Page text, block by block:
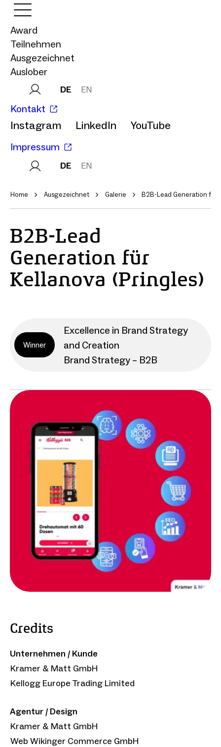
Award
Teilnehmen
Ausgezeichnet
Auslober
DE EN
Kontakt
Instagram LinkedIn YouTube
Impressum
DE EN
Home Ausgezeichnet Galerie B2B-Lead Generation für
B2B-Lead
Generation für
Kellanova (Pringles)
Winner
Excellence in Brand Strategy
and Creation
Brand Strategy – B2B
Credits
Unternehmen / Kunde
Kramer & Matt GmbH
Kellogg Europe Trading Limited
Agentur / Design
Kramer & Matt GmbH
Web Wikinger Commerce GmbH